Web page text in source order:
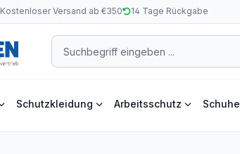
Kostenloser Versand ab €350 14 Tage Rückgabe
Schutzkleidung Arbeitsschutz Schuhe